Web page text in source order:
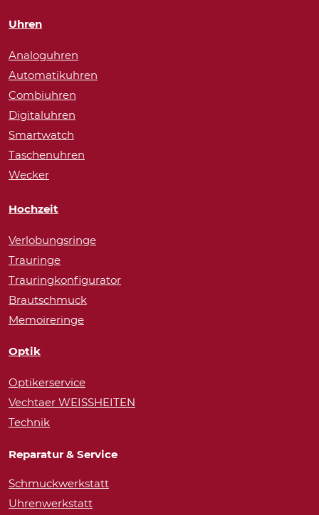
Uhren
Analoguhren
Automatikuhren
Combiuhren
Digitaluhren
Smartwatch
Taschenuhren
Wecker
Hochzeit
Verlobungsringe
Trauringe
Trauringkonfigurator
Brautschmuck
Memoireringe
Optik
Optikerservice
Vechtaer WEISSHEITEN
Technik
Reparatur & Service
Schmuckwerkstatt
Uhrenwerkstatt